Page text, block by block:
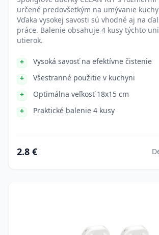
určené predovšetkým na umývanie
Vďaka vysokej savosti sú vhodné aj na
práce. Balenie obsahuje 4 kusy týchto
utierok.
Vysoká savosť na efektívne čistenie
Všestranné použitie v kuchyni
Optimálna veľkosť 18x15 cm
Praktické balenie 4 kusy
2.8 €